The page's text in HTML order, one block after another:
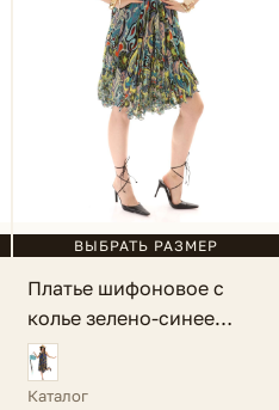
ВЫБРАТЬ РАЗМЕР
Платье шифоновое с
колье зелено-синее
Alietta
Каталог